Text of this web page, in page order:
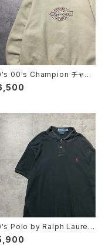
00's Champion チャン
ン 刺繍ロゴ ラインリ
ージュ スウェット トレ
Polo by Ralph Lauren
バイラルフローレン 刺繍